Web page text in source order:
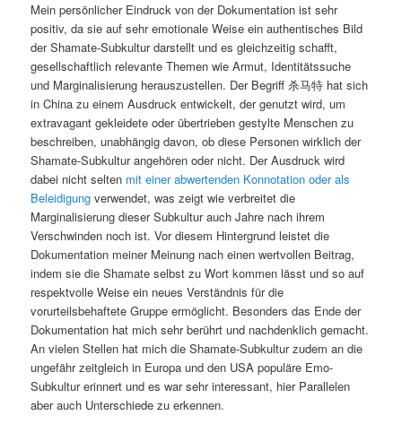
Mein persönlicher Eindruck von der Dokumentation ist sehr
positiv, da sie auf sehr emotionale Weise ein authentisches Bild
der Shamate-Subkultur darstellt und es gleichzeitig schafft,
gesellschaftlich relevante Themen wie Armut, Identitätssuche
und Marginalisierung herauszustellen. Der Begriff 杀马特 hat sich
in China zu einem Ausdruck entwickelt, der genutzt wird, um
extravagant gekleidete oder übertrieben gestylte Menschen zu
beschreiben, unabhängig davon, ob diese Personen wirklich der
Shamate-Subkultur angehören oder nicht. Der Ausdruck wird
dabei nicht selten mit einer abwertenden Konnotation oder als
Beleidigung verwendet, was zeigt wie verbreitet die
Marginalisierung dieser Subkultur auch Jahre nach ihrem
Verschwinden noch ist. Vor diesem Hintergrund leistet die
Dokumentation meiner Meinung nach einen wertvollen Beitrag,
indem sie die Shamate selbst zu Wort kommen lässt und so auf
respektvolle Weise ein neues Verständnis für die
vorurteilsbehaftete Gruppe ermöglicht. Besonders das Ende der
Dokumentation hat mich sehr berührt und nachdenklich gemacht.
An vielen Stellen hat mich die Shamate-Subkultur zudem an die
ungefähr zeitgleich in Europa und den USA populäre Emo-
Subkultur erinnert und es war sehr interessant, hier Parallelen
aber auch Unterschiede zu erkennen.